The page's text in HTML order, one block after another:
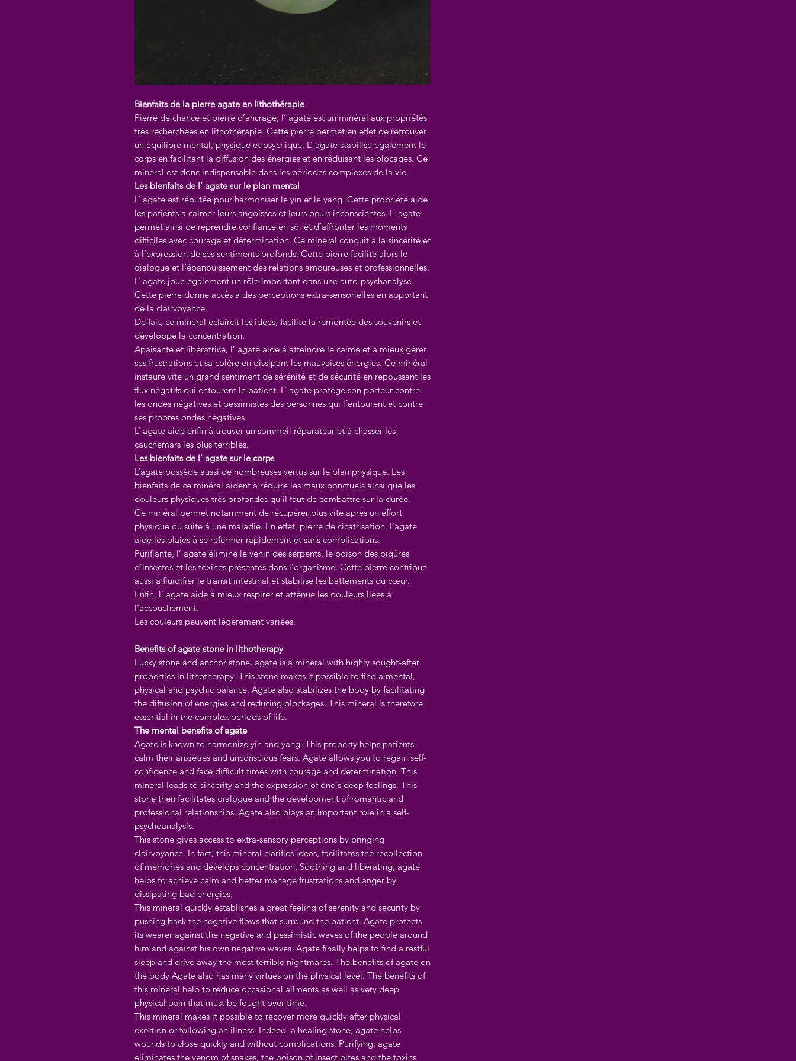
Bienfaits de la pierre agate en lithothérapie
Pierre de chance et pierre d’ancrage, l’ agate est un minéral aux propriétés
très recherchées en lithothérapie. Cette pierre permet en effet de retrouver
un équilibre mental, physique et psychique. L’ agate stabilise également le
corps en facilitant la diffusion des énergies et en réduisant les blocages. Ce
minéral est donc indispensable dans les périodes complexes de la vie.
Les bienfaits de l’ agate sur le plan mental
L’ agate est réputée pour harmoniser le yin et le yang. Cette propriété aide
les patients à calmer leurs angoisses et leurs peurs inconscientes. L’ agate
permet ainsi de reprendre confiance en soi et d’affronter les moments
difficiles avec courage et détermination. Ce minéral conduit à la sincérité et
à l’expression de ses sentiments profonds. Cette pierre facilite alors le
dialogue et l’épanouissement des relations amoureuses et professionnelles.
L’ agate joue également un rôle important dans une auto-psychanalyse.
Cette pierre donne accès à des perceptions extra-sensorielles en apportant
de la clairvoyance.
De fait, ce minéral éclaircit les idées, facilite la remontée des souvenirs et
développe la concentration.
Apaisante et libératrice, l’ agate aide à atteindre le calme et à mieux gérer
ses frustrations et sa colère en dissipant les mauvaises énergies. Ce minéral
instaure vite un grand sentiment de sérénité et de sécurité en repoussant les
flux négatifs qui entourent le patient. L’ agate protège son porteur contre
les ondes négatives et pessimistes des personnes qui l’entourent et contre
ses propres ondes négatives.
L’ agate aide enfin à trouver un sommeil réparateur et à chasser les
cauchemars les plus terribles.
Les bienfaits de l’ agate sur le corps
L’agate possède aussi de nombreuses vertus sur le plan physique. Les
bienfaits de ce minéral aident à réduire les maux ponctuels ainsi que les
douleurs physiques très profondes qu’il faut de combattre sur la durée.
Ce minéral permet notamment de récupérer plus vite après un effort
physique ou suite à une maladie. En effet, pierre de cicatrisation, l’agate
aide les plaies à se refermer rapidement et sans complications.
Purifiante, l’ agate élimine le venin des serpents, le poison des piqûres
d’insectes et les toxines présentes dans l’organisme. Cette pierre contribue
aussi à fluidifier le transit intestinal et stabilise les battements du cœur.
Enfin, l’ agate aide à mieux respirer et atténue les douleurs liées à
l’accouchement.
Les couleurs peuvent légèrement variées.
Benefits of agate stone in lithotherapy
Lucky stone and anchor stone, agate is a mineral with highly sought-after
properties in lithotherapy. This stone makes it possible to find a mental,
physical and psychic balance. Agate also stabilizes the body by facilitating
the diffusion of energies and reducing blockages. This mineral is therefore
essential in the complex periods of life.
The mental benefits of agate
Agate is known to harmonize yin and yang. This property helps patients
calm their anxieties and unconscious fears. Agate allows you to regain self-
confidence and face difficult times with courage and determination. This
mineral leads to sincerity and the expression of one's deep feelings. This
stone then facilitates dialogue and the development of romantic and
professional relationships. Agate also plays an important role in a self-
psychoanalysis.
This stone gives access to extra-sensory perceptions by bringing
clairvoyance. In fact, this mineral clarifies ideas, facilitates the recollection
of memories and develops concentration. Soothing and liberating, agate
helps to achieve calm and better manage frustrations and anger by
dissipating bad energies.
This mineral quickly establishes a great feeling of serenity and security by
pushing back the negative flows that surround the patient. Agate protects
its wearer against the negative and pessimistic waves of the people around
him and against his own negative waves. Agate finally helps to find a restful
sleep and drive away the most terrible nightmares. The benefits of agate on
the body Agate also has many virtues on the physical level. The benefits of
this mineral help to reduce occasional ailments as well as very deep
physical pain that must be fought over time.
This mineral makes it possible to recover more quickly after physical
exertion or following an illness. Indeed, a healing stone, agate helps
wounds to close quickly and without complications. Purifying, agate
eliminates the venom of snakes, the poison of insect bites and the toxins